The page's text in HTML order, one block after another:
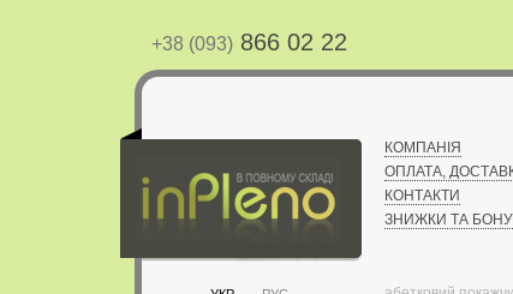
+38 (093) 866 02 22
КОМПАНІЯ
ОПЛАТА,
КОНТАКТИ
ЗНИЖКИ ТА